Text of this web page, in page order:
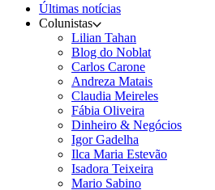
Últimas notícias
Colunistas
Lilian Tahan
Blog do Noblat
Carlos Carone
Andreza Matais
Claudia Meireles
Fábia Oliveira
Dinheiro & Negócios
Igor Gadelha
Ilca Maria Estevão
Isadora Teixeira
Mario Sabino